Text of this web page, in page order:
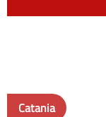
Catania